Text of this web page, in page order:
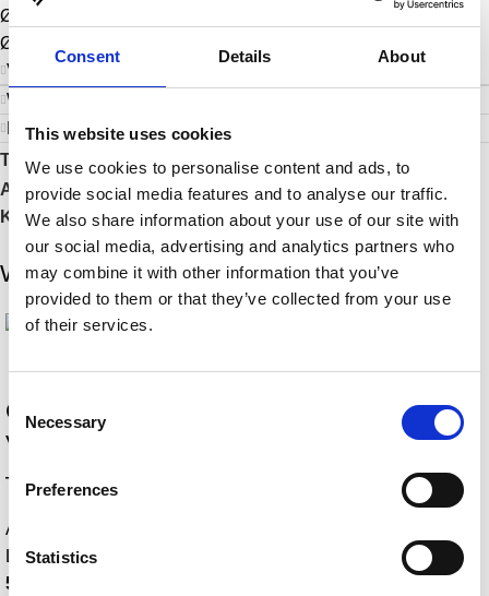
Consent Details About
This website uses cookies
We use cookies to personalise content and ads, to
provide social media features and to analyse our traffic.
We also share information about your use of our site with
our social media, advertising and analytics partners who
may combine it with other information that you’ve
provided to them or that they’ve collected from your use
of their services.
Selection
Necessary
Preferences
Statistics
Ø 13 cm Breite
Ø 150 g
Versand & Lieferung
Weitere Informationen
Bewertungen (0)
Teilen:
Artikelnummer: CY-BAG-003 L
Kategorien: Accessoires, Reise , Tasche
Weitere Highlights
CASCARY 💎 Sun
Visor Cap – dark blue
– LIMITED 01-50/50
Accessoires
LIMITED,Reise
50,00
CASCARY Haar-
Stirnband – UC
Herren, Reise,
OPTION AUSWÄHLEN